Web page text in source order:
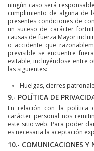
ningún caso será
cumplimiento de alguna de
presentes condiciones de
un suceso de carácter
causas de fuerza Mayor
o accidente que
previsible se encuentre
evitable, incluyéndose entre
las siguientes:
Huelgas, cierres
9.- POLÍTICA DE
En relación con la política
carácter personal nos
este sitio web. Para poder
es necesaria la aceptación
10.- COMUNICACIONES Y